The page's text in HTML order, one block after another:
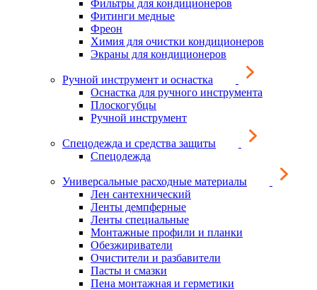
Фильтры для кондиционеров
Фитинги медные
Фреон
Химия для очистки кондиционеров
Экраны для кондиционеров
Ручной инструмент и оснастка
Оснастка для ручного инструмента
Плоскогубцы
Ручной инструмент
Спецодежда и средства защиты
Спецодежда
Универсальные расходные материалы
Лен сантехнический
Ленты демпферные
Ленты специальные
Монтажные профили и планки
Обезжириватели
Очистители и разбавители
Пасты и смазки
Пена монтажная и герметики